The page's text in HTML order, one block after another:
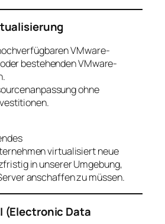
VMware-
bestehenden VMware-
ohne
virtualisiert neue
in unserer Umgebung,
anschaffen zu müssen.
(Electronic Data